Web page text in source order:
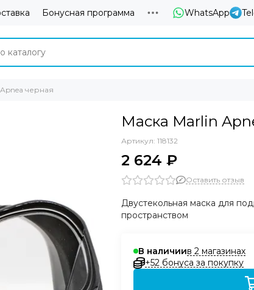
Бонусная программа WhatsApp
черная
Маска Marlin
Артикул: 118132
2 624 ₽
Оставить отзыв
Двустекольная маска для
пространством
В наличиив 2 магазинах
+52 бонуса за покупку